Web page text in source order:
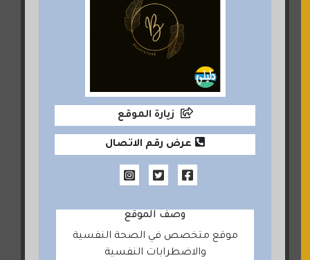
زيارة الموقع
عرض رقم الاتصال
وصف الموقع
موقع متخصص في الصحة النفسية
والاضطرابات النفسية